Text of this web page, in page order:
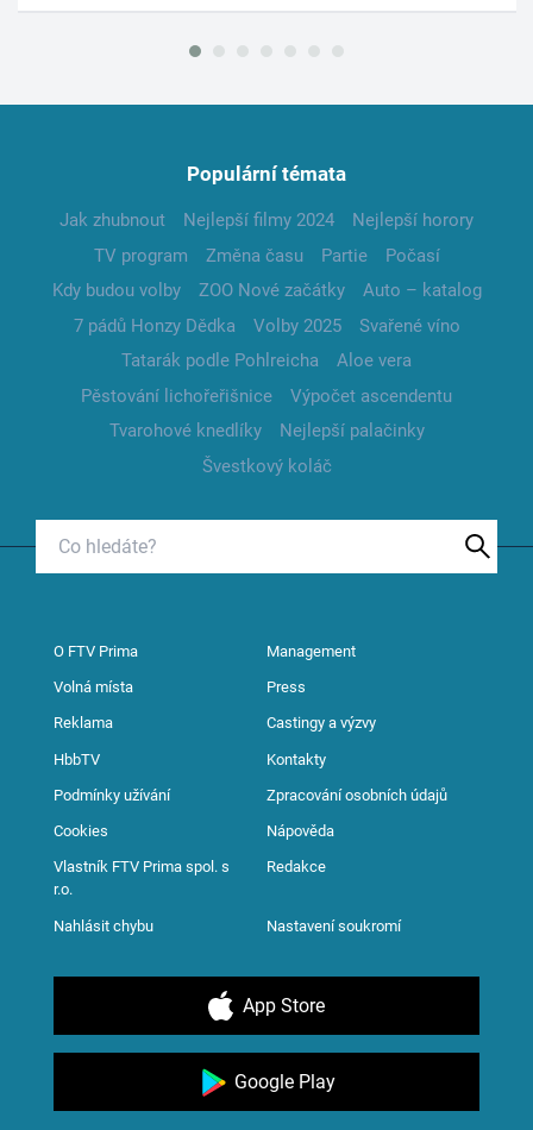
Populární témata
Jak zhubnout Nejlepší filmy 2024
Nejlepší horory
TV program
Změna času Partie
Počasí
Kdy budou volby
ZOO Nové začátky
Auto – katalog
7 pádů Honzy Dědka
Volby 2025
Svařené víno
Tatarák podle Pohlreicha
Aloe vera
Pěstování lichořeřišnice
Výpočet ascendentu
Tvarohové knedlíky
Nejlepší palačinky
Švestkový koláč
O FTV Prima Management
Volná místa Press
Reklama Castingy a výzvy
HbbTV Kontakty
Podmínky užívání Zpracování osobních údajů
Cookies Nápověda
Vlastník FTV Prima spol. s
r.o.
Redakce
Nahlásit chybu Nastavení soukromí
App Store
Google Play